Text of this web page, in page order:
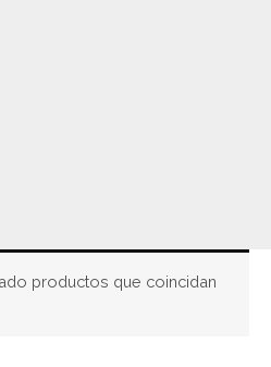
productos que coincidan